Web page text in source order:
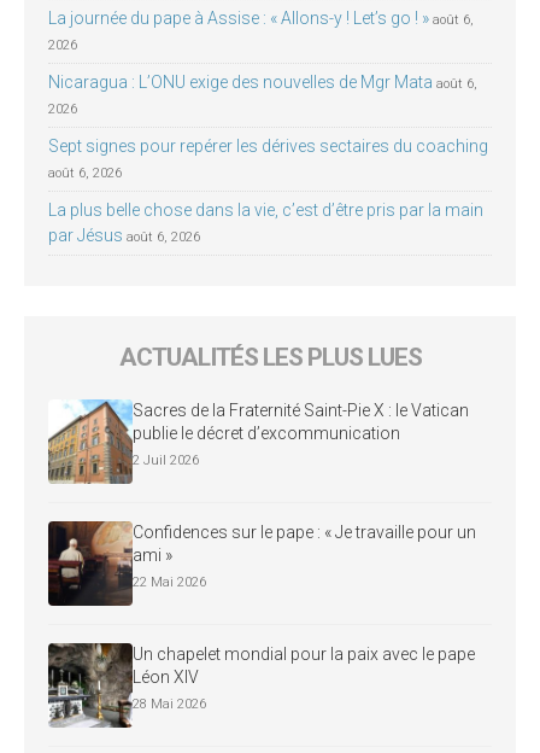
La journée du pape à Assise : « Allons-y ! Let’s go ! » août 6,
2026
Nicaragua : L’ONU exige des nouvelles de Mgr Mata août 6,
2026
Sept signes pour repérer les dérives sectaires du coaching
août 6, 2026
La plus belle chose dans la vie, c’est d’être pris par la main
par Jésus août 6, 2026
ACTUALITÉS LES PLUS LUES
Sacres de la Fraternité Saint-Pie X : le Vatican
publie le décret d’excommunication
2 Juil 2026
Confidences sur le pape : « Je travaille pour un
ami »
22 Mai 2026
Un chapelet mondial pour la paix avec le pape
Léon XIV
28 Mai 2026